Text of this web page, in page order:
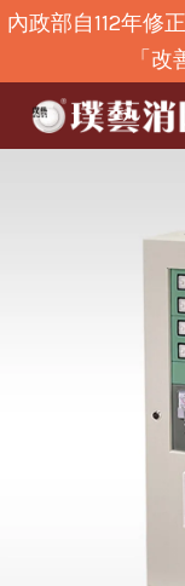
內政部自112年修
「
您的